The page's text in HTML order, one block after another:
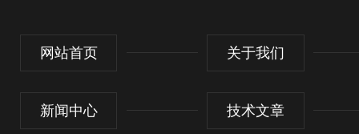
网站首页 关于我们
新闻中心 技术文章